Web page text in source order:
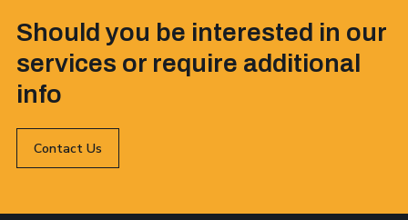
Should you be interested in our
services or require additional
info
Contact Us